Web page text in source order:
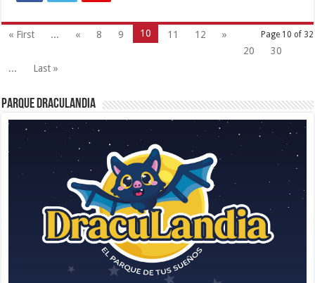
Page 10 of 32
« First ... « 8 9 10 11 12
»
20
30
...
Last »
Parque Draculandia